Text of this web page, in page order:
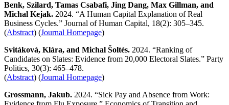
Benk, Szilard, Tamas Csabafi, Jing Dang, Max Gillman, and
Michal Kejak. 2024. “A Human Capital Explanation of Real
Business Cycles.” Journal of Human Capital, 18(2): 305–345.
(Abstract) (Journal Homepage)
Svitáková, Klára, and Michal Šoltés. 2024. “Ranking of
Candidates on Slates: Evidence from 20,000 Electoral Slates.” Party
Politics, 30(3): 465–478.
(Abstract) (Journal Homepage)
Grossmann, Jakub. 2024. “Sick Pay and Absence from Work: